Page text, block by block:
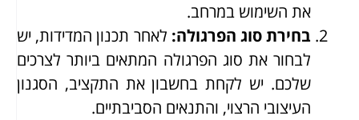
את השימוש במרחב.
בחירת סוג הפרגולה: לאחר תכנון המדידות, יש
לבחור את סוג הפרגולה המתאים ביותר לצרכים
שלכם. יש לקחת בחשבון את התקציב, הסגנון
העיצובי הרצוי, והתנאים הסביבתיים.